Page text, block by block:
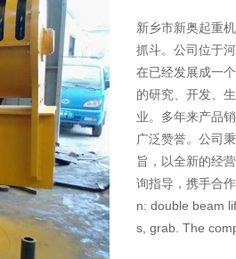
新乡市新奥起重
抓斗。公司位于
在已经发展成一
的研究、开发、
业。多年来产品
广泛赞誉。公司
旨，以全新的经
询指导，携手合
n: double beam
s, grab. The